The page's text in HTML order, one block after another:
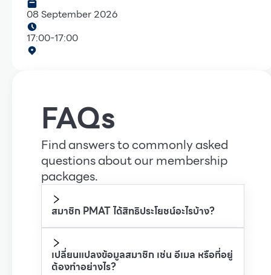
08 September 2026
17:00-17:00
FAQs
Find answers to commonly asked
questions about our membership
packages.
สมาชิก PMAT ได้สิทธิประโยชน์อะไรบ้าง?
เปลี่ยนแปลงข้อมูลสมาชิก เช่น อีเมล หรือที่อยู่
ต้องทำอย่างไร?